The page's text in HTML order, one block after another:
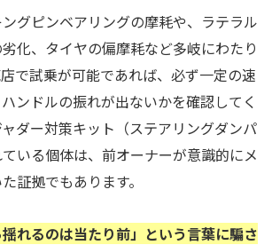
グピンベアリングの摩耗や、ラテラル
化、タイヤの偏摩耗など多岐にわたり
で試乗が可能であれば、必ず一定の速
ンドルの振れが出ないかを確認してく
ダー対策キット（ステアリングダンパ
いる個体は、前オーナーが意識的にメ
証拠でもあります。
揺れるのは当たり前」という言葉に騙さ